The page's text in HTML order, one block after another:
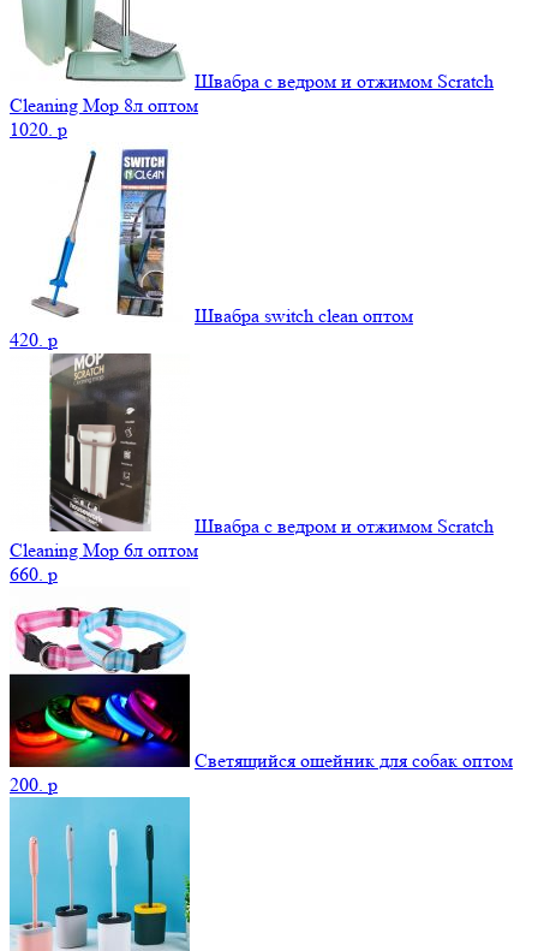
Швабра с ведром и отжимом Scratch
Cleaning Mop 8л оптом
1020. p
Швабра switch clean оптом
420. p
Швабра с ведром и отжимом Scratch
Cleaning Mop 6л оптом
660. p
Светящийся ошейник для собак оптом
200. p